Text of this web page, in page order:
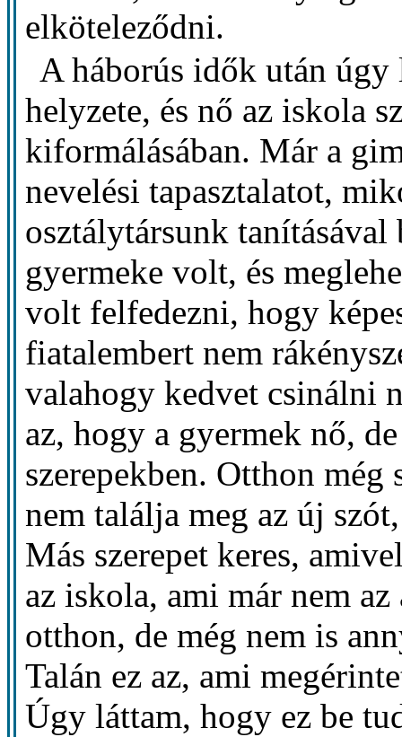
elköteleződni.
A háborús idők után úgy
helyzete, és nő az iskola
kiformálásában. Már a
nevelési tapasztalatot,
osztálytársunk
gyermeke volt, és
volt felfedezni, hogy
fiatalembert nem
valahogy kedvet csinálni
az, hogy a gyermek nő,
szerepekben. Otthon
nem találja meg az új
Más szerepet keres,
az iskola, ami már nem
otthon, de még nem is
Talán ez az, ami
Úgy láttam, hogy ez be